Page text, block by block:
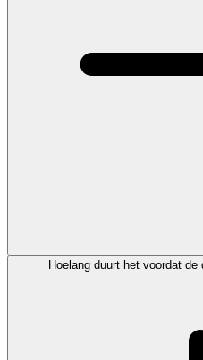
Hoelang duurt het voordat